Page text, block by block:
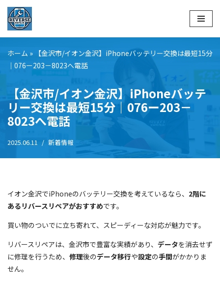
コ
ン
テ
ン
ス
キ
ッ
ホーム » 【金沢市/イオン金沢】iPhoneバッテリー交換は最短15分
｜076ー203－8023へ電話
【金沢市/イオン金沢】iPhoneバッテ
リー交換は最短15分｜076ー203－
8023へ電話
2025.06.11 新着情報
イオン金沢でiPhoneのバッテリー交換を考えているなら、 2階に
あるリバースリペアがおすすめです。
買い物のついでに立ち寄れて、スピーディーな対応が魅力です。
リバースリペアは、金沢市で豊富な実績があり、 データを消去せず
に修理を行うため、 修理後のデータ移行や設定の手間がかかりま
せん。